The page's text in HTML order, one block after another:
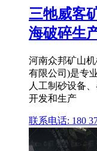
三牠威客
海破碎生
河南众邦矿山
有限公司)是专
人工制砂设备
开发和生产
联系电话: 180